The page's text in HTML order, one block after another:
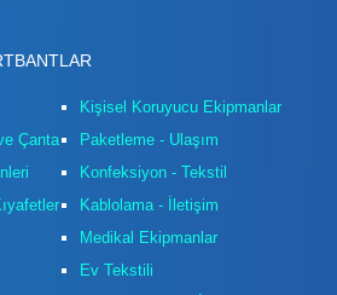
Çanta
Kişisel Koruyucu Ekipmanlar
Paketleme - Ulaşım
Konfeksiyon - Tekstil
Kablolama - İletişim
Medikal Ekipmanlar
Ev Tekstili